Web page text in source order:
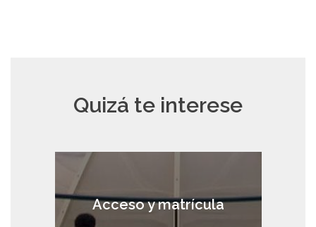
Quizá te interese
Acceso y matrícula